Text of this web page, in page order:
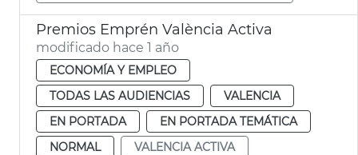
Premios Emprén València Activa
modificado hace 1 año
ECONOMÍA Y EMPLEO
TODAS LAS AUDIENCIAS
VALENCIA
EN PORTADA
EN PORTADA TEMÁTICA
NORMAL
VALENCIA ACTIVA